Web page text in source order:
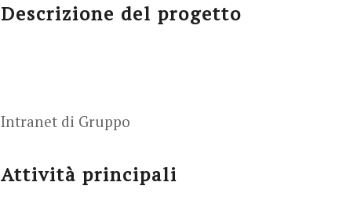
Descrizione del progetto
Intranet di Gruppo
Attività principali